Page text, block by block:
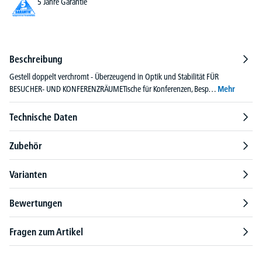
Beschreibung
Gestell doppelt verchromt - Überzeugend in Optik und Stabilität FÜR
BESUCHER- UND KONFERENZRÄUMETische für Konferenzen, Besp… Mehr
Technische Daten
Zubehör
Varianten
Bewertungen
Fragen zum Artikel